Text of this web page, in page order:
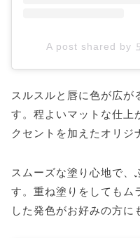
A post shared by
スルスルと唇に色が広が
す。程よいマットな仕上
クセントを加えたオリジ
スムーズな塗り心地で、
す。重ね塗りをしてもム
した発色がお好みの方